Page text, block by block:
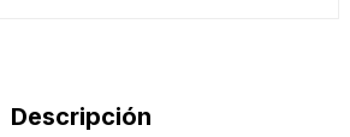
Descripción